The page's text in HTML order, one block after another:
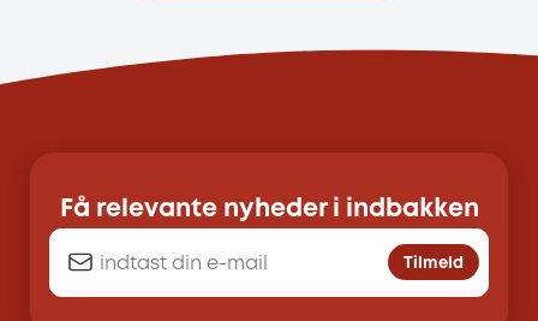
Få relevante nyheder i indbakken
Tilmeld